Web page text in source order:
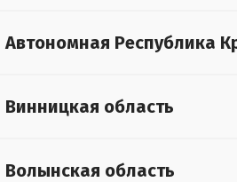
Автономная Республика
Винницкая область
Волынская область